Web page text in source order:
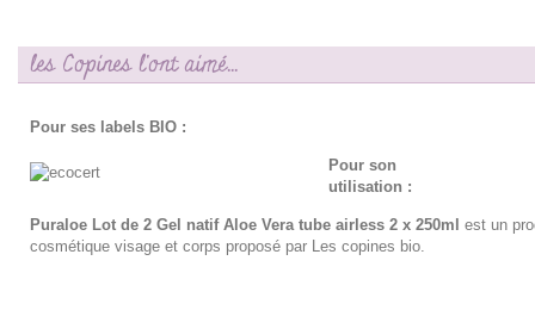
les Copines l'ont aimé...
Pour ses labels BIO :
Pour son
utilisation :
Puraloe Lot de 2 Gel natif Aloe Vera tube airless 2 x 250ml est un
cosmétique visage et corps proposé par Les copines bio.